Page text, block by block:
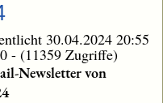
30.04.2024 20:55
- (11359 Zugriffe)
Newsletter von